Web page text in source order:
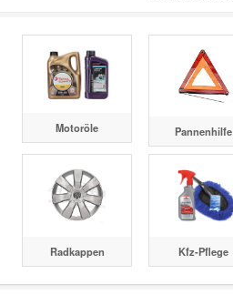
Motoröle Pannenhilfe
Radkappen Kfz-Pflege